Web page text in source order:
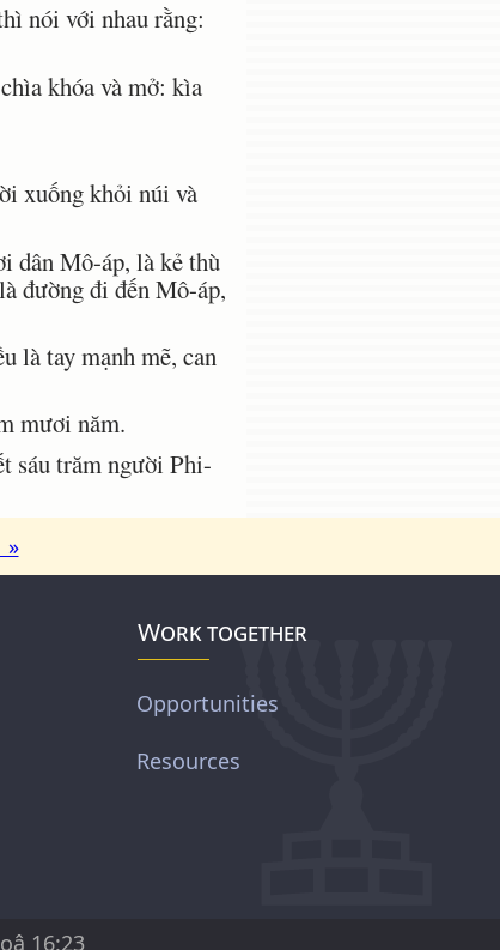
nói với nhau rằng:
khóa và mở: kìa
xuống khỏi núi và
dân Mô-áp, là kẻ thù
đường đi đến Mô-áp,
là tay mạnh mẽ, can
mươi năm.
sáu trăm người Phi-
»
Work together
Opportunities
Resources
16:23